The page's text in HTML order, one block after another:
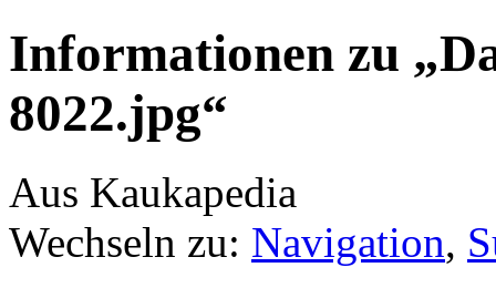
Informationen zu
8022.jpg“
Aus Kaukapedia
Wechseln zu: Navigation,